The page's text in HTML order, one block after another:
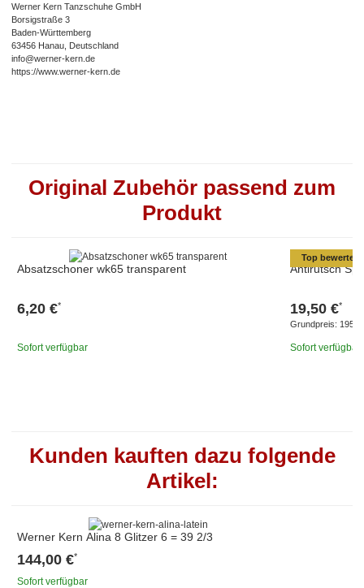
Werner Kern Tanzschuhe GmbH
Borsigstraße 3
Baden-Württemberg
63456 Hanau, Deutschland
info@werner-kern.de
https://www.werner-kern.de
Original Zubehör passend zum
Produkt
Absatzschoner wk65 transparent
6,20 €*
Sofort verfügbar
Top bewertet
Antirutsch
19,50 €*
Grundpreis:
Sofort verfügbar
Kunden kauften dazu folgende
Artikel:
Werner Kern Alina 8 Glitzer 6 = 39 2/3
144,00 €*
Sofort verfügbar